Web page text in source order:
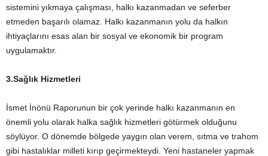
sistemini yıkmaya çalışması, halkı kazanmadan ve seferber
etmeden başarılı olamaz. Halkı kazanmanın yolu da halkın
ihtiyaçlarını esas alan bir sosyal ve ekonomik bir program
uygulamaktır.
3.Sağlık Hizmetleri
İsmet İnönü Raporunun bir çok yerinde halkı kazanmanın en
önemli yolu olarak halka sağlık hizmetleri götürmek olduğunu
söylüyor. O dönemde bölgede yaygın olan verem, sıtma ve trahom
gibi hastalıklar milleti kırıp geçirmekteydi. Yeni hastaneler yapmak